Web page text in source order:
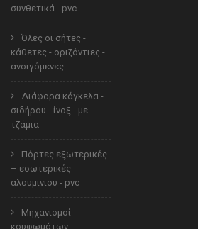
συνθετικά - pvc
Όλες οι σήτες -
κάθετες - οριζόντιες -
ανοιγόμενες
Διάφορα κάγκελα -
σιδήρου - ίνοξ - με
τζάμια
Πόρτες εξωτερικές
– εσωτερικές
αλουμινίου - pvc
Μηχανισμοί
κουφωμάτων